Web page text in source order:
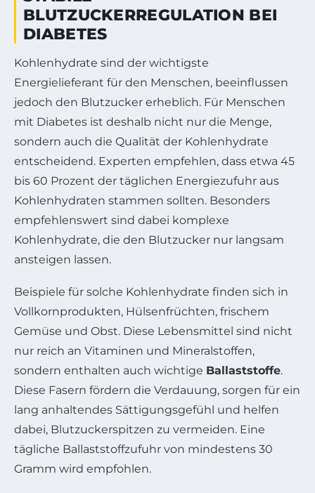
BLUTZUCKERREGULATION BEI
DIABETES
Kohlenhydrate sind der wichtigste
Energielieferant für den Menschen, beeinflussen
jedoch den Blutzucker erheblich. Für Menschen
mit Diabetes ist deshalb nicht nur die Menge,
sondern auch die Qualität der Kohlenhydrate
entscheidend. Experten empfehlen, dass etwa 45
bis 60 Prozent der täglichen Energiezufuhr aus
Kohlenhydraten stammen sollten. Besonders
empfehlenswert sind dabei komplexe
Kohlenhydrate, die den Blutzucker nur langsam
ansteigen lassen.
Beispiele für solche Kohlenhydrate finden sich in
Vollkornprodukten, Hülsenfrüchten, frischem
Gemüse und Obst. Diese Lebensmittel sind nicht
nur reich an Vitaminen und Mineralstoffen,
sondern enthalten auch wichtige Ballaststoffe.
Diese Fasern fördern die Verdauung, sorgen für ein
lang anhaltendes Sättigungsgefühl und helfen
dabei, Blutzuckerspitzen zu vermeiden. Eine
tägliche Ballaststoffzufuhr von mindestens 30
Gramm wird empfohlen.